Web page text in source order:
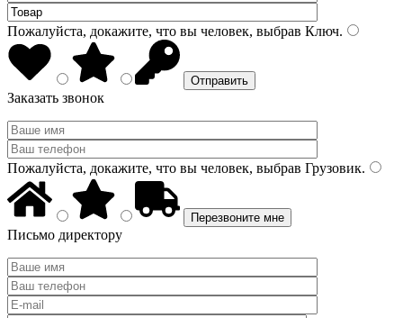
Пожалуйста, докажите, что вы человек, выбрав Ключ.
Заказать звонок
Пожалуйста, докажите, что вы человек, выбрав Грузовик.
Письмо директору